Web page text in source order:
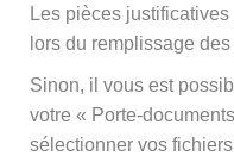
Les pièces
lors du remplissage
Sinon, il vous est
votre « Porte-
sélectionner vos